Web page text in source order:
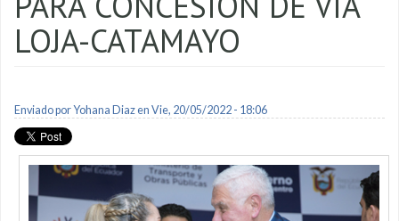
LOJA-CATAMAYO
Enviado porYohana Diazen Vie, 20/05/2022 - 18:06